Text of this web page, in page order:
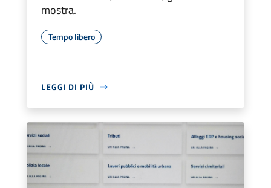
mostra.
Tempo libero
LEGGI DI PIÙ